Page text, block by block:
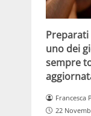
Preparati
uno dei
sempre
Francesca
22